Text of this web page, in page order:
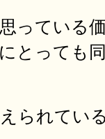
っている
とっても
られてい